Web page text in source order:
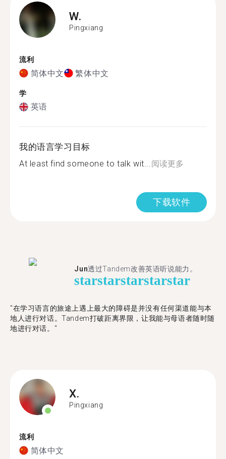
W.
Pingxiang
流利
简体中文 繁体中文
学
英语
我的语言学习目标
At least find someone to talk wit...阅读更多
下载软件
Jun透过Tandem改善英语听说能力。
starstarstarstarstar
"在学习语言的旅途上遇上最大的障碍是并没有任何渠道能与本
地人进行对话。Tandem打破距离界限，让我能与母语者随时随
地进行对话。"
X.
Pingxiang
流利
简体中文